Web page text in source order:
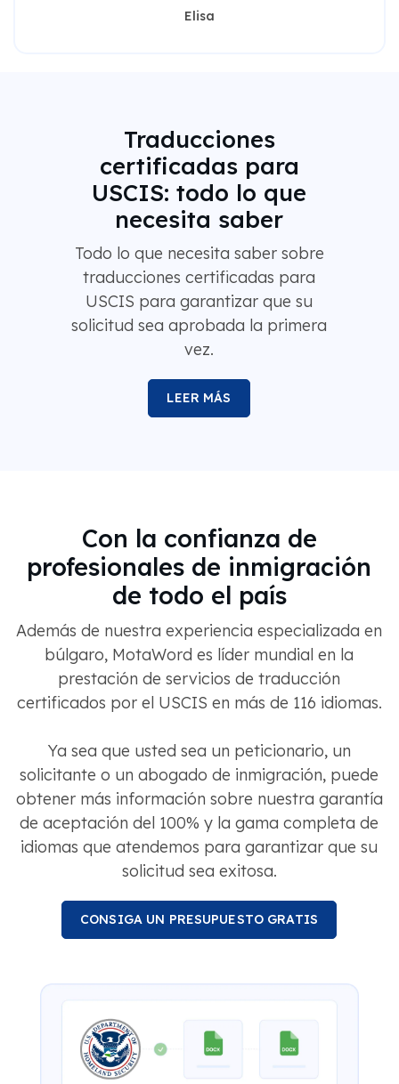
Elisa
Traducciones
certificadas para
USCIS: todo lo que
necesita saber
Todo lo que necesita saber sobre
traducciones certificadas para
USCIS para garantizar que su
solicitud sea aprobada la primera
vez.
LEER MÁS
Con la confianza de
profesionales de inmigración
de todo el país
Además de nuestra experiencia especializada en
búlgaro, MotaWord es líder mundial en la
prestación de servicios de traducción
certificados por el USCIS en más de 116 idiomas.
Ya sea que usted sea un peticionario, un
solicitante o un abogado de inmigración, puede
obtener más información sobre nuestra garantía
de aceptación del 100% y la gama completa de
idiomas que atendemos para garantizar que su
solicitud sea exitosa.
CONSIGA UN PRESUPUESTO GRATIS